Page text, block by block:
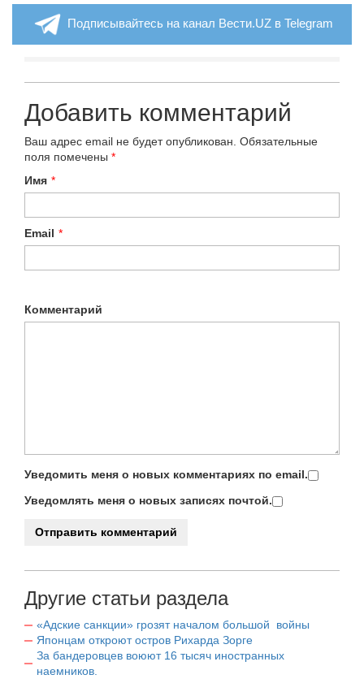
Подписывайтесь на канал Вести.UZ в Telegram
Добавить комментарий
Ваш адрес email не будет опубликован. Обязательные
поля помечены *
Имя *
Email *
Комментарий
Уведомить меня о новых комментариях по email.
Уведомлять меня о новых записях почтой.
Другие статьи раздела
«Адские санкции» грозят началом большой войны
Японцам откроют остров Рихарда Зорге
За бандеровцев воюют 16 тысяч иностранных
наемников.